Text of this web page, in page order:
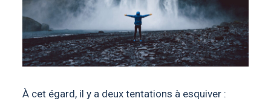
À cet égard, il y a deux tentations à esquiver :